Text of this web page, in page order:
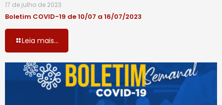
17 de julho de 2023
Boletim COVID-19 de 10/07 a 16/07/2023
Leia mais...